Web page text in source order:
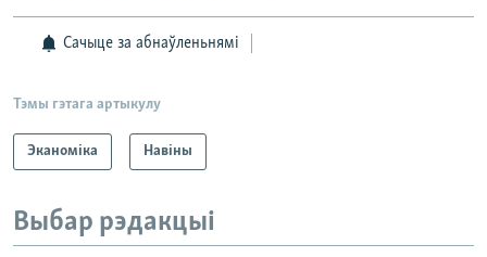
Сачыце за абнаўленьнямі
Тэмы гэтага артыкулу
Эканоміка Навіны
Выбар рэдакцыі